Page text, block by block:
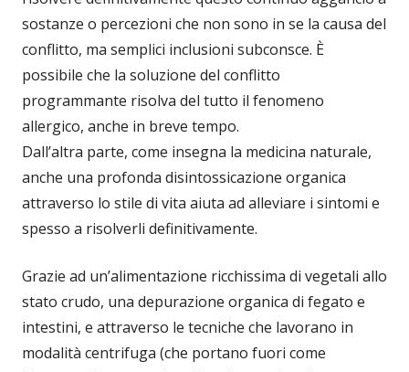
sostanze o percezioni che non sono in se la causa del
conflitto, ma semplici inclusioni subconsce. È
possibile che la soluzione del conflitto
programmante risolva del tutto il fenomeno
allergico, anche in breve tempo.
Dall’altra parte, come insegna la medicina naturale,
anche una profonda disintossicazione organica
attraverso lo stile di vita aiuta ad alleviare i sintomi e
spesso a risolverli definitivamente.
Grazie ad un’alimentazione ricchissima di vegetali allo
stato crudo, una depurazione organica di fegato e
intestini, e attraverso le tecniche che lavorano in
modalità centrifuga (che portano fuori come